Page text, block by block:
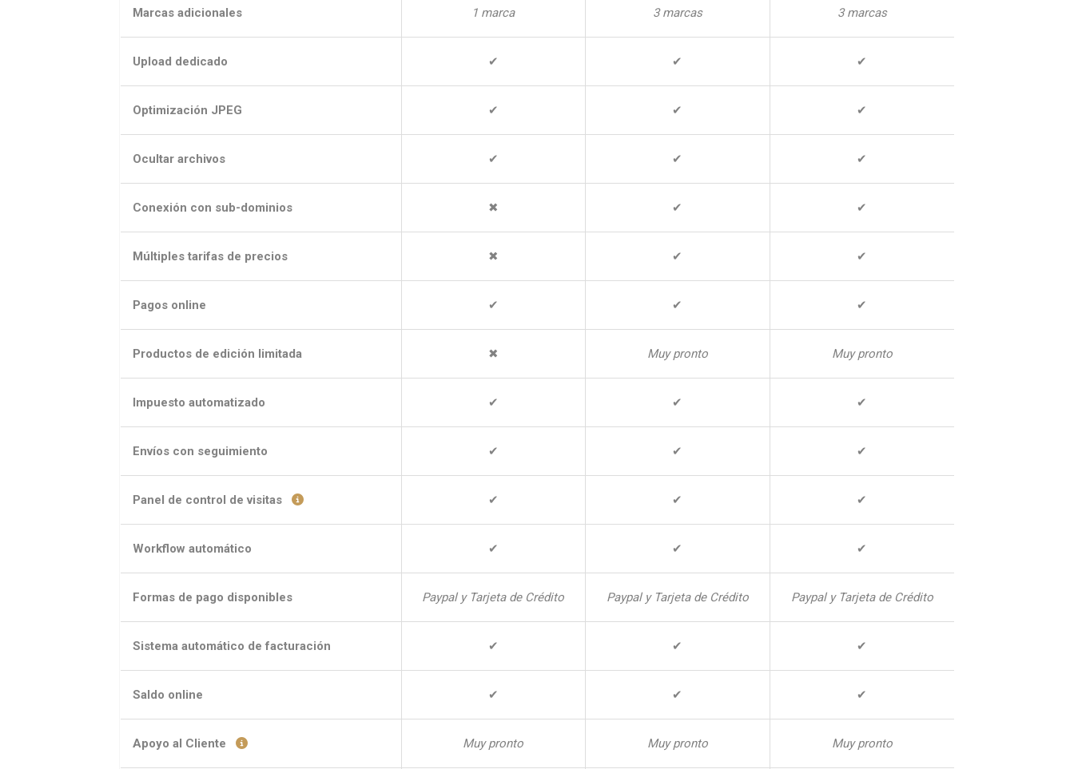
Marcas adicionales 1 marca 3 marcas 3 marcas
Upload dedicado ✔ ✔ ✔
Optimización JPEG ✔ ✔ ✔
Ocultar archivos ✔ ✔ ✔
Conexión con sub-dominios ✖ ✔ ✔
Múltiples tarifas de precios ✖ ✔ ✔
Pagos online ✔ ✔ ✔
Productos de edición limitada ✖ Muy pronto Muy pronto
Impuesto automatizado ✔ ✔ ✔
Envíos con seguimiento ✔ ✔ ✔
Panel de control de visitas ✔ ✔ ✔
Workflow automático ✔ ✔ ✔
Formas de pago disponibles Paypal y Tarjeta de Crédito Paypal y Tarjeta de Crédito Paypal y Tarjeta de Crédito
Sistema automático de facturación ✔ ✔ ✔
Saldo online ✔ ✔ ✔
Apoyo al Cliente Muy pronto Muy pronto Muy pronto